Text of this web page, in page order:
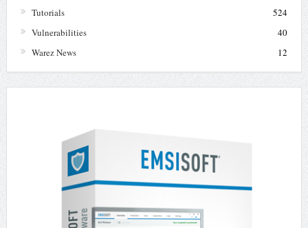
Tutorials
524
Vulnerabilities
40
Warez News
12